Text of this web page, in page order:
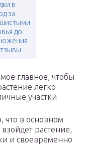
в
за
до
главное, чтобы
легко
участки
что в основном
растение,
и своевременно